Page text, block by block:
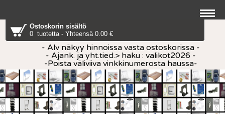
Ostoskorin sisältö
0 tuotetta - Yhteensä 0.00 €
- Alv näkyy hinnoissa vasta ostoskorissa -
- Ajank. ja yht.tied.> haku : valikot2026 -
-Poista väliviiva vinkkinumerosta haussa-